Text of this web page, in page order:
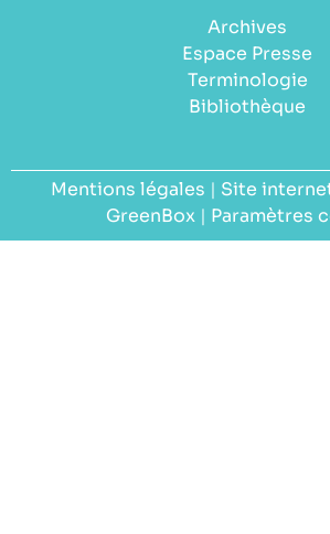
Archives
Espace Presse
Terminologie
Bibliothèque
Mentions légales | Site
GreenBox| Paramètres